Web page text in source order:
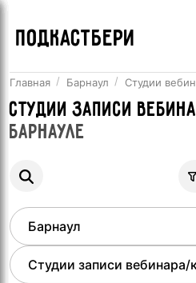
ПОДКАСТБЕРИ
Главная Барнаул Студии
Студии записи
Барнауле